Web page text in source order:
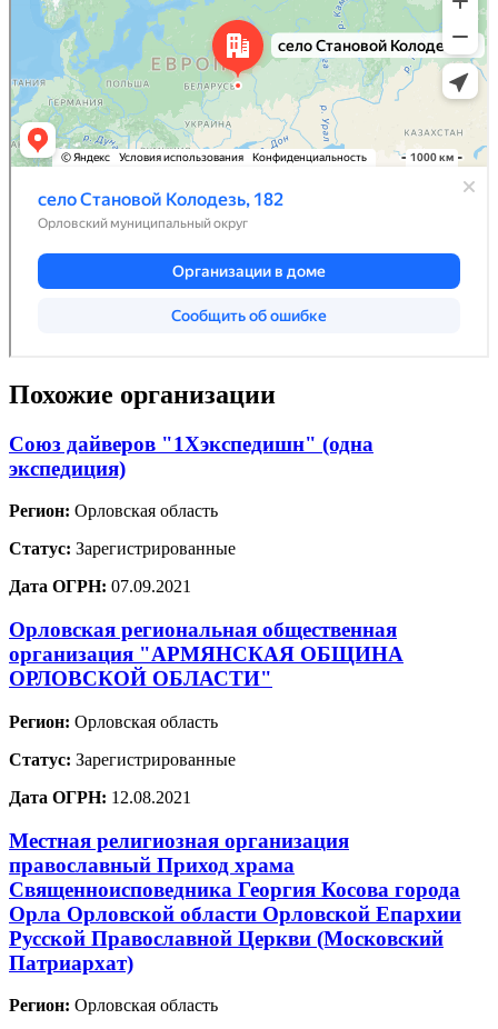
Похожие организации
Союз дайверов "1Хэкспедишн" (одна
экспедиция)
Регион: Орловская область
Статус: Зарегистрированные
Дата ОГРН: 07.09.2021
Орловская региональная общественная
организация "АРМЯНСКАЯ ОБЩИНА
ОРЛОВСКОЙ ОБЛАСТИ"
Регион: Орловская область
Статус: Зарегистрированные
Дата ОГРН: 12.08.2021
Местная религиозная организация
православный Приход храма
Священноисповедника Георгия Косова города
Орла Орловской области Орловской Епархии
Русской Православной Церкви (Московский
Патриархат)
Регион: Орловская область